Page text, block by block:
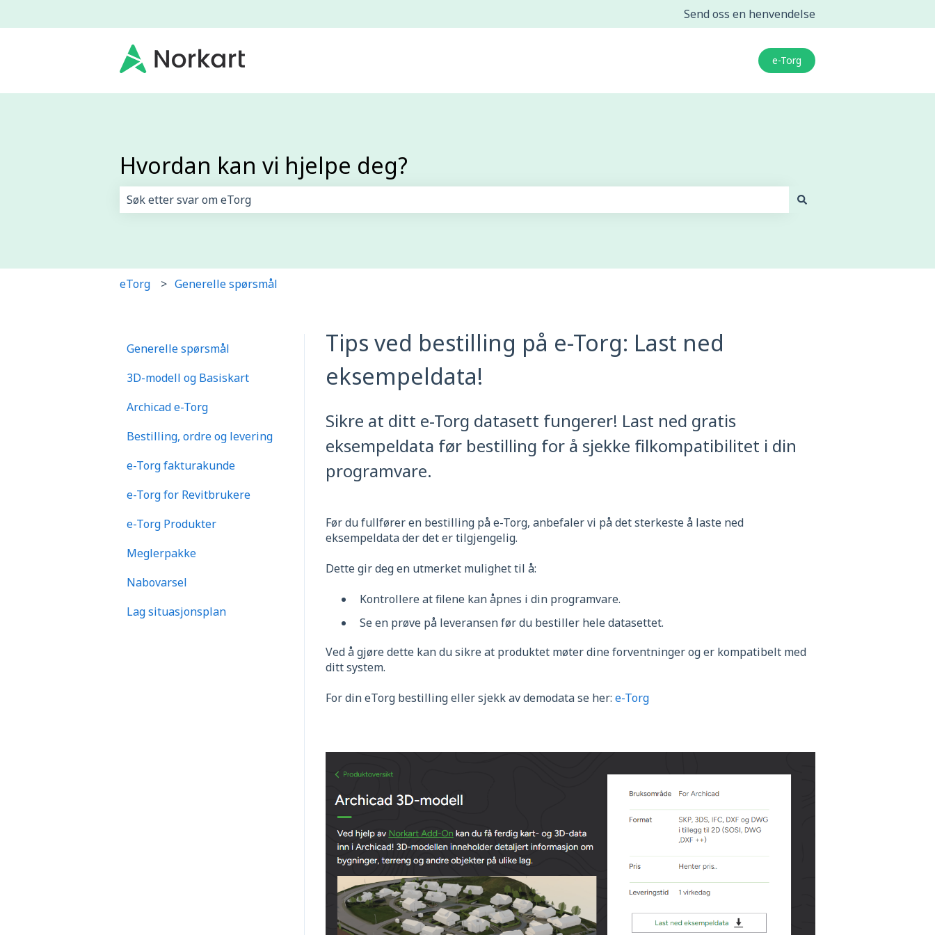
Send oss en henvendelse
e-Torg
Hvordan kan vi hjelpe deg?
eTorg Generelle spørsmål
Tips ved bestilling på e-Torg: Last ned
eksempeldata!
Sikre at ditt e-Torg datasett fungerer! Last ned gratis
eksempeldata før bestilling for å sjekke filkompatibilitet i din
programvare.
Før du fullfører en bestilling på e-Torg, anbefaler vi på det sterkeste å laste ned
eksempeldata der det er tilgjengelig.
Dette gir deg en utmerket mulighet til å:
Kontrollere at filene kan åpnes i din programvare.
Se en prøve på leveransen før du bestiller hele datasettet.
Ved å gjøre dette kan du sikre at produktet møter dine forventninger og er kompatibelt med
ditt system.
For din eTorg bestilling eller sjekk av demodata se her: e-Torg
Generelle spørsmål
3D-modell og Basiskart
Archicad e-Torg
Bestilling, ordre og levering
e-Torg fakturakunde
e-Torg for Revitbrukere
e-Torg Produkter
Meglerpakke
Nabovarsel
Lag situasjonsplan